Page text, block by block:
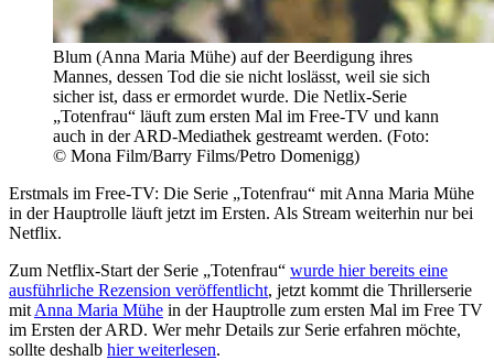
Blum (Anna Maria Mühe) auf der Beerdigung ihres
Mannes, dessen Tod die sie nicht loslässt, weil sie sich
sicher ist, dass er ermordet wurde. Die Netlix-Serie
„Totenfrau“ läuft zum ersten Mal im Free-TV und kann
auch in der ARD-Mediathek gestreamt werden. (Foto:
© Mona Film/Barry Films/Petro Domenigg)
Erstmals im Free-TV: Die Serie „Totenfrau“ mit Anna Maria Mühe
in der Hauptrolle läuft jetzt im Ersten. Als Stream weiterhin nur bei
Netflix.
Zum Netflix-Start der Serie „Totenfrau“ wurde hier bereits eine
ausführliche Rezension veröffentlicht, jetzt kommt die Thrillerserie
mit Anna Maria Mühe in der Hauptrolle zum ersten Mal im Free TV
im Ersten der ARD. Wer mehr Details zur Serie erfahren möchte,
sollte deshalb hier weiterlesen.